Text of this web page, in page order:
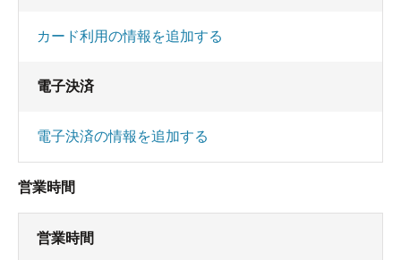
経費節減のため、お客様の居ないときは循環の機
常時掛け流しにできれば言うことないんですけど
「お客さんが居るであろう時間」を狙うといいと
カード利用の情報を追加する
電子決済
電子決済の情報を追加する
営業時間
営業時間